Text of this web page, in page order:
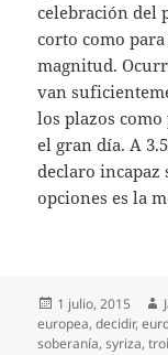
celebración del
corto como
magnitud.
van
los plazos
el gran día. A
declaro
opciones es la
Publicado
el
1 julio, 2015
europea,decidir,
soberanía,syriza,